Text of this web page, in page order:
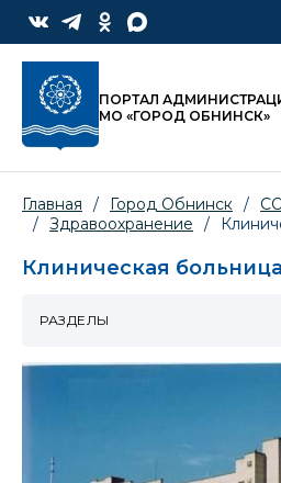
ПОРТАЛ
МО «ГОРОД ОБНИНСК»
Главная / Город Обнинск /
/ Здравоохранение /
Клиническая
РАЗДЕЛЫ